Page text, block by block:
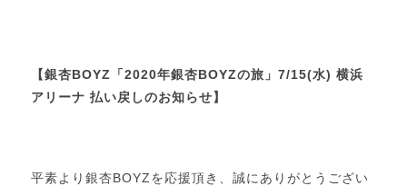
【銀杏BOYZ「2020年銀杏BOYZの旅」7/15(水) 横浜
アリーナ 払い戻しのお知らせ】
平素より銀杏BOYZを応援頂き、誠にありがとうござい